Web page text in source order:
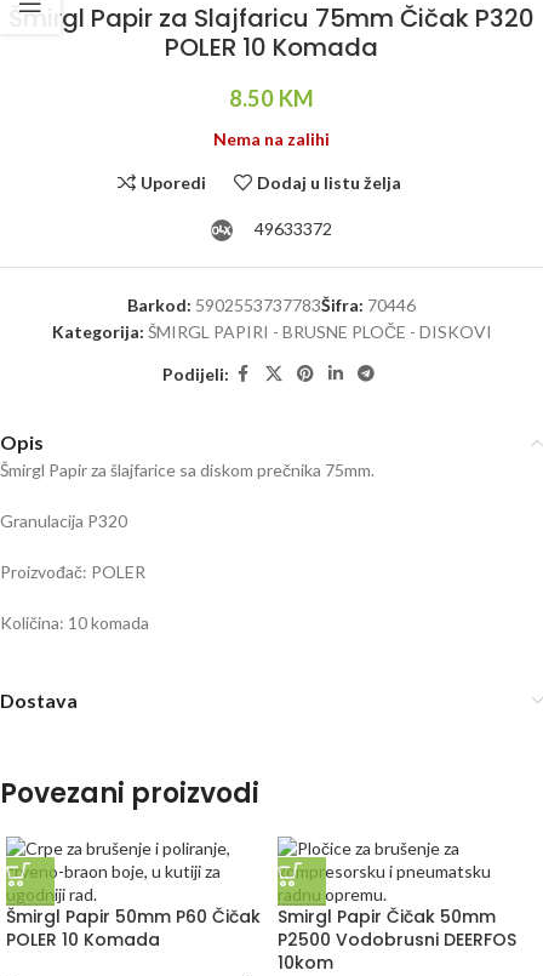
Šmirgl Papir za Slajfaricu 75mm Čičak P320
POLER 10 Komada
8.50 KM
Nema na zalihi
Uporedi Dodaj u listu želja
49633372
Barkod: 5902553737783Šifra: 70446
Kategorija: ŠMIRGL PAPIRI - BRUSNE PLOČE - DISKOVI
Podijeli:
Opis
Šmirgl Papir za šlajfarice sa diskom prečnika 75mm.
Granulacija P320
Proizvođač: POLER
Količina: 10 komada
Dostava
Povezani proizvodi
Šmirgl Papir 50mm P60 Čičak
POLER 10 Komada
Smirgl Papir Čičak 50mm
P2500 Vodobrusni DEERFOS
10kom